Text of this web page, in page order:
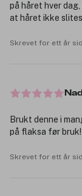
på håret hver
at håret ikke
Skrevet for ett år
Brukt denne i
på flaksa før bruk!
Skrevet for ett år